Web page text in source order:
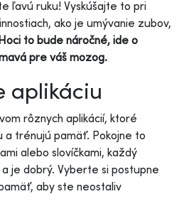
ľavú ruku! Vyskúšajte to pri
ako je umývanie zubov,
to bude náročné, ide o
pre váš mozog.
aplikáciu
rôznych aplikácií, ktoré
a trénujú pamäť. Pokojne to
alebo slovíčkami, každý
je dobrý. Vyberte si postupne
aby ste neostaliv